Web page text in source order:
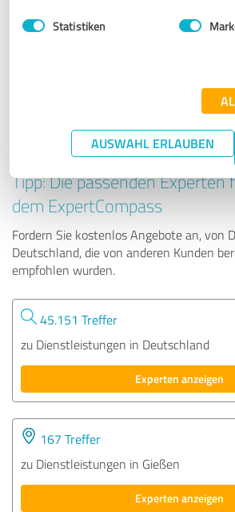
Statistiken
AUSWAHL ERLAUBEN
Törteli Immobilienbewertungs GmbH
Tipp: Die passenden
dem ExpertCompass
Fordern Sie kostenlos Angebote an, von
Deutschland, die von anderen Kunden
empfohlen wurden.
45.151 Treffer
zu Dienstleistungen in Deutschland
Experten anzeigen
167 Treffer
zu Dienstleistungen in Gießen
Experten anzeigen